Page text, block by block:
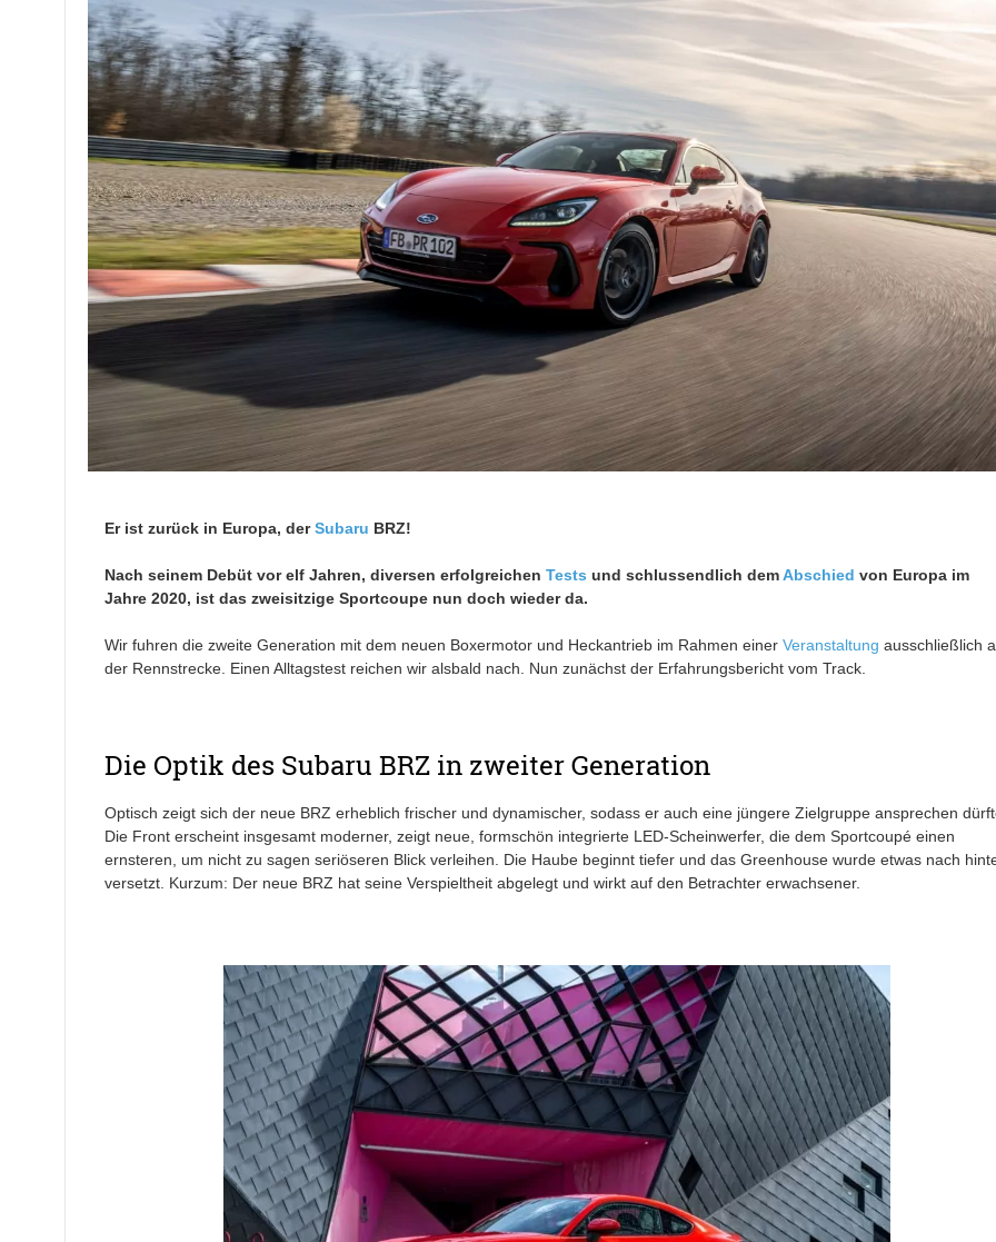
Er ist zurück in Europa, derSubaru BRZ!
Nach seinem Debüt vor elf Jahren, diversen erfolgreichen Tests und schlussendlich demAbschied von Europa im
Jahre 2020, ist das zweisitzige Sportcoupe nun doch wieder da.
Wir fuhren die zweite Generation mit dem neuen Boxermotor und Heckantrieb im Rahmen einer Veranstaltung ausschließlich
der Rennstrecke. Einen Alltagstest reichen wir alsbald nach. Nun zunächst der Erfahrungsbericht vom Track.
Die Optik des Subaru BRZ in zweiter Generation
Optisch zeigt sich der neue BRZ erheblich frischer und dynamischer, sodass er auch eine jüngere Zielgruppe ansprechen
Die Front erscheint insgesamt moderner, zeigt neue, formschön integrierte LED-Scheinwerfer, die dem Sportcoupé einen
ernsteren, um nicht zu sagen seriöseren Blick verleihen. Die Haube beginnt tiefer und das Greenhouse wurde etwas nach
versetzt. Kurzum: Der neue BRZ hat seine Verspieltheit abgelegt und wirkt auf den Betrachter erwachsener.